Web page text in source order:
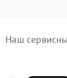
Наш